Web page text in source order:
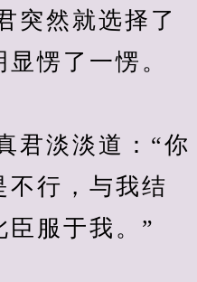
然就选择了
愣了一愣。
淡淡道：“你
不行，与我结
臣服于我。”